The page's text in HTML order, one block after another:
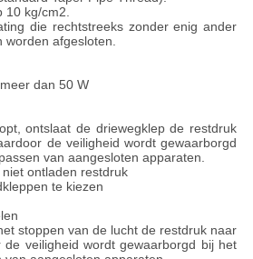
10 kg/cm2.
die rechtstreeks zonder enig ander
worden afgesloten.
dan 50 W
ontslaat de driewegklep de restdruk
de veiligheid wordt gewaarborgd
van aangesloten apparaten.
ontladen restdruk
te kiezen
stoppen van de lucht de restdruk naar
veiligheid wordt gewaarborgd bij het